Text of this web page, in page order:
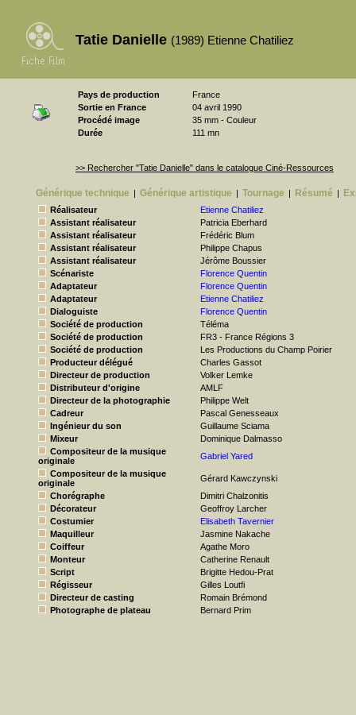
Tatie Danielle (1989) Etienne Chatiliez
Pays de production
France
Sortie en France
04 avril 1990
Procédé image
35 mm - Couleur
Durée
111 mn
>> Rechercher "Tatie Danielle" dans le catalogue Ciné-Ressources
Générique technique | Générique artistique | Tournage | Résumé |
Réalisateur
Etienne Chatiliez
Assistant réalisateur
Patricia Eberhard
Assistant réalisateur
Frédéric Blum
Assistant réalisateur
Philippe Chapus
Assistant réalisateur
Jérôme Boussier
Scénariste
Florence Quentin
Adaptateur
Florence Quentin
Adaptateur
Etienne Chatiliez
Dialoguiste
Florence Quentin
Société de production
Téléma
Société de production
FR3 - France Régions 3
Société de production
Les Productions du Champ Poirier
Producteur délégué
Charles Gassot
Directeur de production
Volker Lemke
Distributeur d'origine
AMLF
Directeur de la photographie
Philippe Welt
Cadreur
Pascal Genesseaux
Ingénieur du son
Guillaume Sciama
Mixeur
Dominique Dalmasso
Compositeur de la musique
originale
Gabriel Yared
Compositeur de la musique
originale
Gérard Kawczynski
Chorégraphe
Dimitri Chalzonitis
Décorateur
Geoffroy Larcher
Costumier
Elisabeth Tavernier
Maquilleur
Jasmine Nakache
Coiffeur
Agathe Moro
Monteur
Catherine Renault
Script
Brigitte Hedou-Prat
Régisseur
Gilles Loutfi
Directeur de casting
Romain Brémond
Photographe de plateau
Bernard Prim